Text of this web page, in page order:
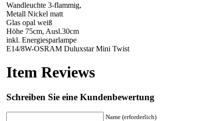
Wandleuchte 3-flammig,
Metall Nickel matt
Glas opal weiß
Höhe 75cm, Ausl.30cm
inkl. Energiesparlampe
E14/8W-OSRAM Duluxstar Mini Twist
Item Reviews
Schreiben Sie eine Kundenbewertung
Name (erforderlich)